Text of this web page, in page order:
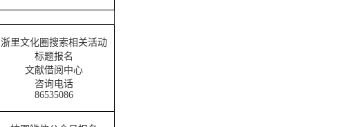
浙里文化圈搜索相关活动
标题报名
文献借阅中心
咨询电话
86535086